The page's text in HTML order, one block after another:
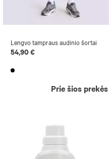
Lengvo tampraus audinio šortai
54,90 €
Prie šios